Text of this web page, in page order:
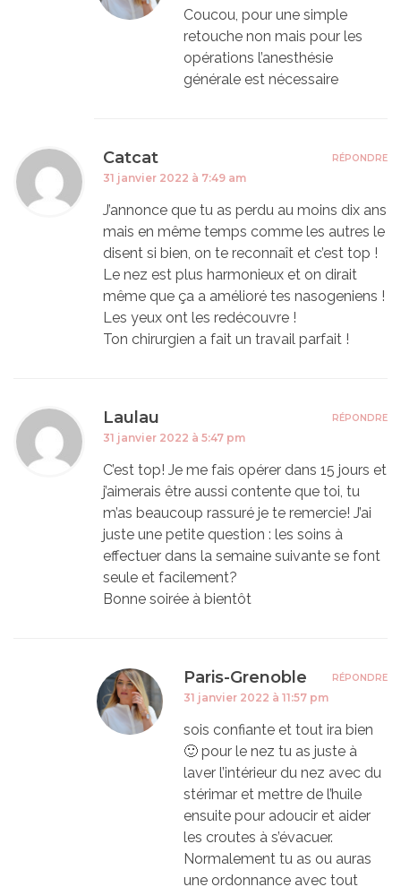
Coucou, pour une simple
retouche non mais pour les
opérations l’anesthésie
générale est nécessaire
Catcat
31 janvier 2022 à 7:49 am
J’annonce que tu as perdu au moins dix ans
mais en même temps comme les autres le
disent si bien, on te reconnaît et c’est top !
Le nez est plus harmonieux et on dirait
même que ça a amélioré tes nasogeniens !
Les yeux ont les redécouvre !
Ton chirurgien a fait un travail parfait !
RÉPONDRE
Laulau
31 janvier 2022 à 5:47 pm
C’est top! Je me fais opérer dans 15 jours et
j’aimerais être aussi contente que toi, tu
m’as beaucoup rassuré je te remercie! J’ai
juste une petite question : les soins à
effectuer dans la semaine suivante se font
seule et facilement?
Bonne soirée à bientôt
RÉPONDRE
Paris-Grenoble
31 janvier 2022 à 11:57 pm
sois confiante et tout ira bien
🙂 pour le nez tu as juste à
laver l’intérieur du nez avec du
stérimar et mettre de l’huile
ensuite pour adoucir et aider
les croutes à s’évacuer.
Normalement tu as ou auras
une ordonnance avec tout
RÉPONDRE